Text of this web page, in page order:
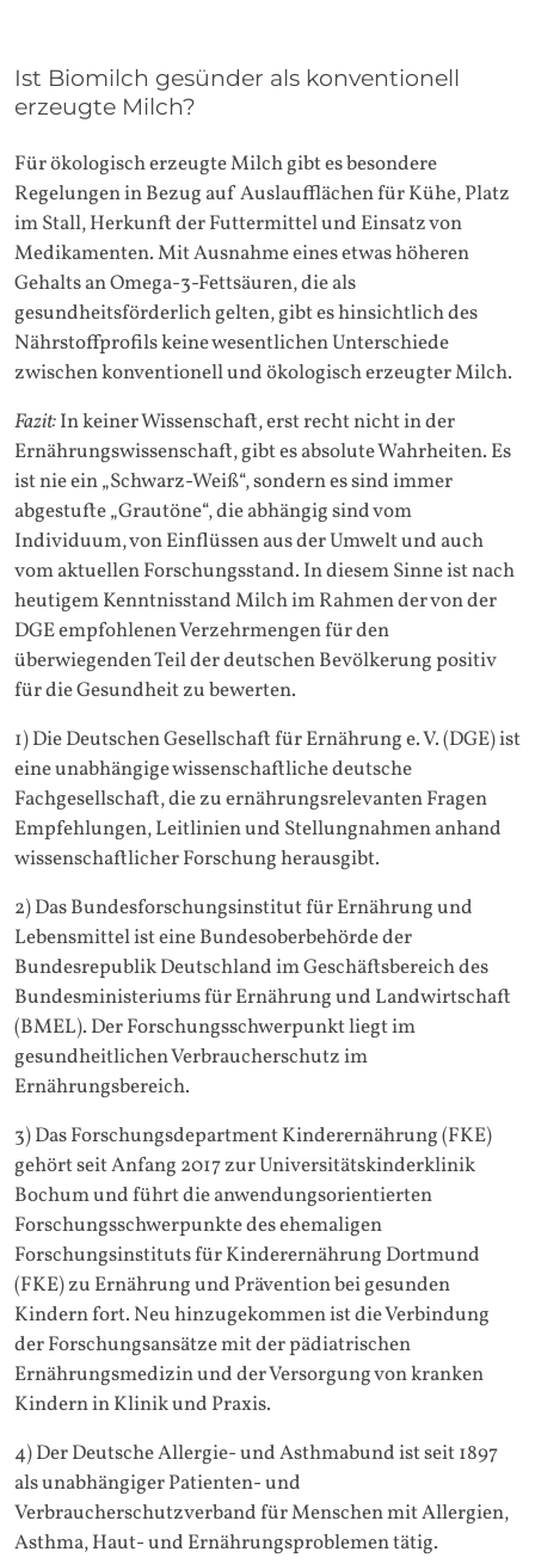
Ist Biomilch gesünder als konventionell
erzeugte Milch?
Für ökologisch erzeugte Milch gibt es besondere
Regelungen in Bezug auf Auslaufflächen für Kühe, Platz
im Stall, Herkunft der Futtermittel und Einsatz von
Medikamenten. Mit Ausnahme eines etwas höheren
Gehalts an Omega-3-Fettsäuren, die als
gesundheitsförderlich gelten, gibt es hinsichtlich des
Nährstoffprofils keine wesentlichen Unterschiede
zwischen konventionell und ökologisch erzeugter Milch.
Fazit:In keiner Wissenschaft, erst recht nicht in der
Ernährungswissenschaft, gibt es absolute Wahrheiten. Es
ist nie ein „Schwarz-Weiß“, sondern es sind immer
abgestufte „Grautöne“, die abhängig sind vom
Individuum, von Einflüssen aus der Umwelt und auch
vom aktuellen Forschungsstand. In diesem Sinne ist nach
heutigem Kenntnisstand Milch im Rahmen der von der
DGE empfohlenen Verzehrmengen für den
überwiegenden Teil der deutschen Bevölkerung positiv
für die Gesundheit zu bewerten.
1) Die Deutschen Gesellschaft für Ernährung e. V. (DGE) ist
eine unabhängige wissenschaftliche deutsche
Fachgesellschaft, die zu ernährungsrelevanten Fragen
Empfehlungen, Leitlinien und Stellungnahmen anhand
wissenschaftlicher Forschung herausgibt.
2) Das Bundesforschungsinstitut für Ernährung und
Lebensmittel ist eine Bundesoberbehörde der
Bundesrepublik Deutschland im Geschäftsbereich des
Bundesministeriums für Ernährung und Landwirtschaft
(BMEL). Der Forschungsschwerpunkt liegt im
gesundheitlichen Verbraucherschutz im
Ernährungsbereich.
3) Das Forschungsdepartment Kinderernährung (FKE)
gehört seit Anfang 2017 zur Universitätskinderklinik
Bochum und führt die anwendungsorientierten
Forschungsschwerpunkte des ehemaligen
Forschungsinstituts für Kinderernährung Dortmund
(FKE) zu Ernährung und Prävention bei gesunden
Kindern fort. Neu hinzugekommen ist die Verbindung
der Forschungsansätze mit der pädiatrischen
Ernährungsmedizin und der Versorgung von kranken
Kindern in Klinik und Praxis.
4) Der Deutsche Allergie- und Asthmabund ist seit 1897
als unabhängiger Patienten- und
Verbraucherschutzverband für Menschen mit Allergien,
Asthma, Haut- und Ernährungsproblemen tätig.